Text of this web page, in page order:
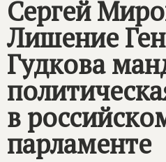
Сергей
Лишение
Гудкова
в
парламенте